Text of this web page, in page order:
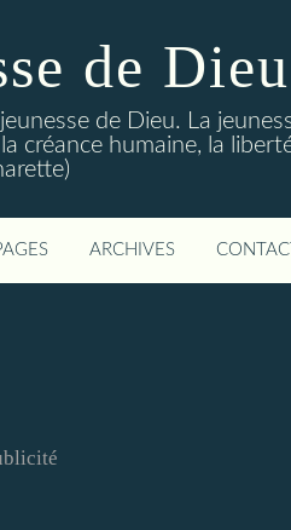
de Dieu
de Dieu. La
créance humaine, la
ARCHIVES CONTACT